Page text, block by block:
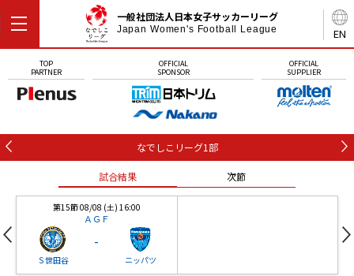
EN
一般社団法人日本女子サッカーリーグ
Japan Women's Football League
TOP
PARTNER
OFFICIAL
SPONSOR
OFFICIAL
SUPPLIER
なでしこリーグ1部
試合結果 次節
第15節 08/08 (土) 16:00
ＡＧＦ
Ｓ世田谷
-
ニッパツ